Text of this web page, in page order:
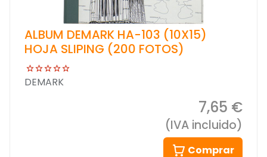
ALBUM DEMARK HA-103 (10X15)
HOJA SLIPING (200 FOTOS)
DEMARK
7,65 €
(IVA incluido)
Comprar